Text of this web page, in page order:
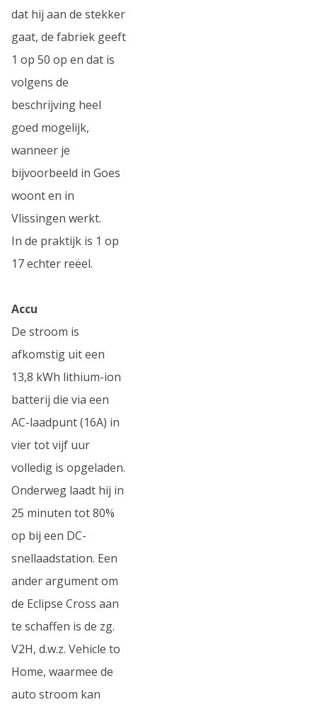
dat hij aan de stekker
gaat, de fabriek geeft
1 op 50 op en dat is
volgens de
beschrijving heel
goed mogelijk,
wanneer je
bijvoorbeeld in Goes
woont en in
Vlissingen werkt.
In de praktijk is 1 op
17 echter reëel.
Accu
De stroom is
afkomstig uit een
13,8 kWh lithium-ion
batterij die via een
AC-laadpunt (16A) in
vier tot vijf uur
volledig is opgeladen.
Onderweg laadt hij in
25 minuten tot 80%
op bij een DC-
snellaadstation. Een
ander argument om
de Eclipse Cross aan
te schaffen is de zg.
V2H, d.w.z. Vehicle to
Home, waarmee de
auto stroom kan